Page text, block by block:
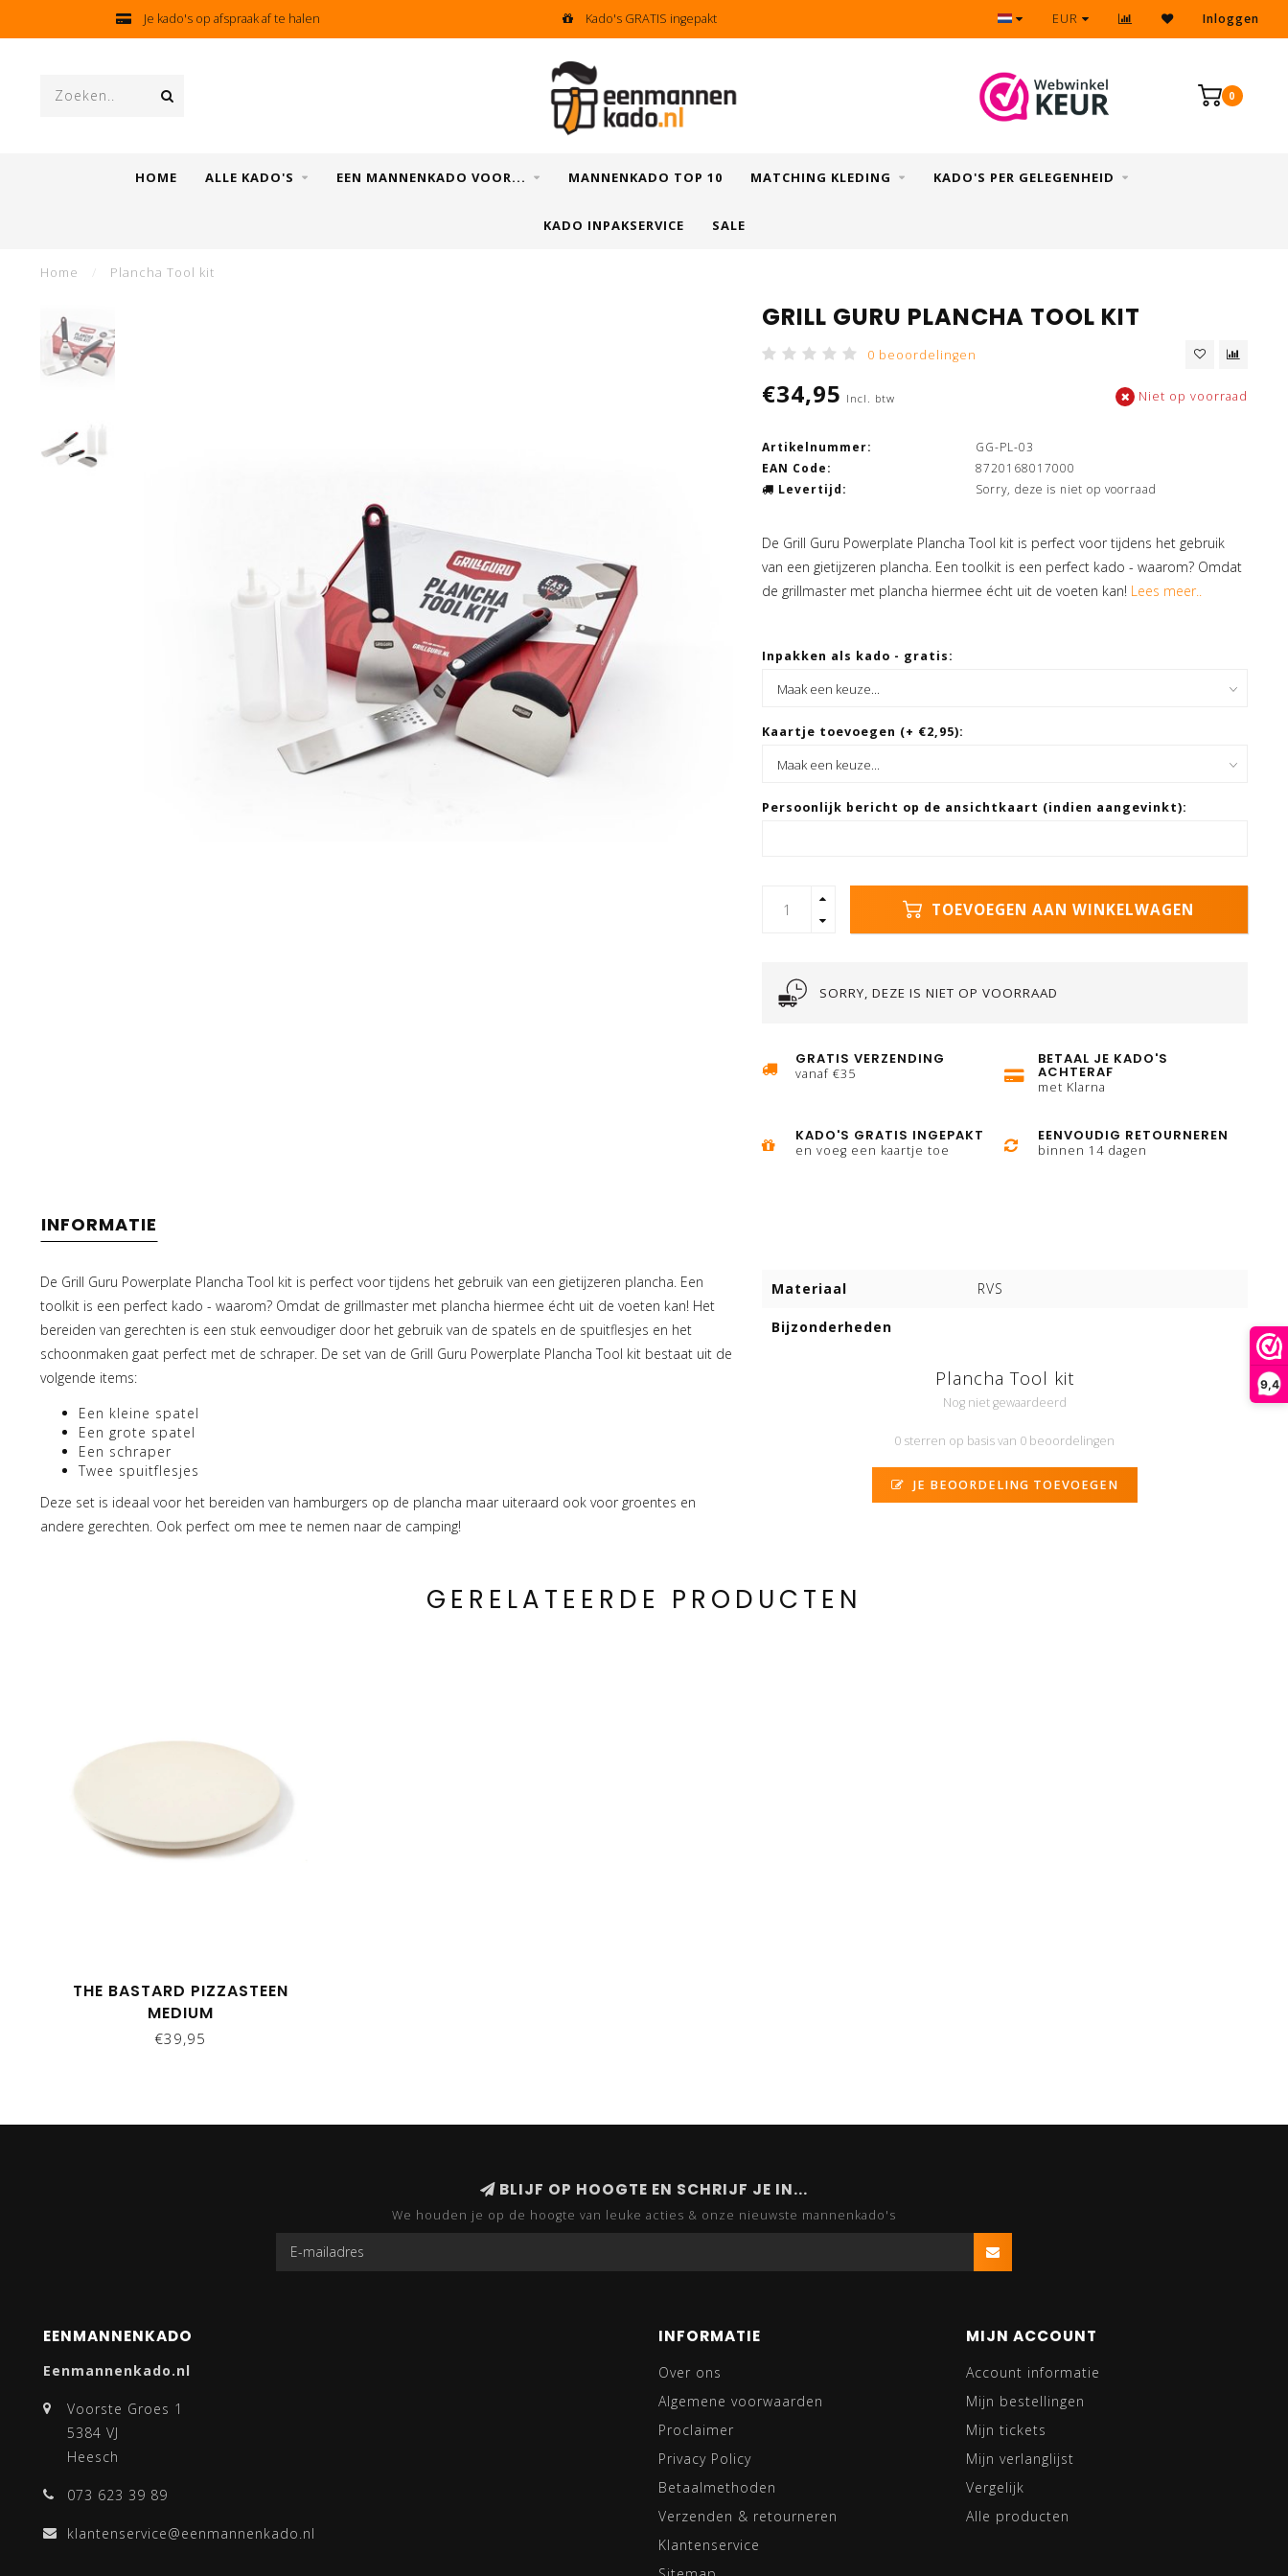
9,4
Je kado's op afspraak af te halen Kado's GRATIS ingepakt Eenvoudig & snel retourneren
EUR Inloggen
0
HOME ALLE KADO'S EEN MANNENKADO VOOR... MANNENKADO TOP 10 MATCHING KLEDING KADO'S PER GELEGENHEID
KADO INPAKSERVICE SALE
Home Plancha Tool kit
GRILL GURU PLANCHA TOOL KIT
0 beoordelingen
€34,95 Incl. btw Niet op voorraad
Artikelnummer:
GG-PL-03
EAN Code:
8720168017000
Levertijd:
Sorry, deze is niet op voorraad
De Grill Guru Powerplate Plancha Tool kit is perfect voor tijdens het gebruik
van een gietijzeren plancha. Een toolkit is een perfect kado - waarom? Omdat
de grillmaster met plancha hiermee écht uit de voeten kan! Lees meer..
Inpakken als kado - gratis:
Kaartje toevoegen (+ €2,95):
Persoonlijk bericht op de ansichtkaart (indien aangevinkt):
TOEVOEGEN AAN WINKELWAGEN
SORRY, DEZE IS NIET OP VOORRAAD
GRATIS VERZENDING
vanaf €35
BETAAL JE KADO'S
ACHTERAF
met Klarna
KADO'S GRATIS INGEPAKT
en voeg een kaartje toe
EENVOUDIG RETOURNEREN
binnen 14 dagen
INFORMATIE
De Grill Guru Powerplate Plancha Tool kit is perfect voor tijdens het gebruik van een gietijzeren plancha. Een
toolkit is een perfect kado - waarom? Omdat de grillmaster met plancha hiermee écht uit de voeten kan! Het
bereiden van gerechten is een stuk eenvoudiger door het gebruik van de spatels en de spuitflesjes en het
schoonmaken gaat perfect met de schraper. De set van de Grill Guru Powerplate Plancha Tool kit bestaat uit de
volgende items:
Een kleine spatel
Een grote spatel
Een schraper
Twee spuitflesjes
Deze set is ideaal voor het bereiden van hamburgers op de plancha maar uiteraard ook voor groentes en
andere gerechten. Ook perfect om mee te nemen naar de camping!
Materiaal RVS
Bijzonderheden
Plancha Tool kit
Nog niet gewaardeerd
0 sterren op basis van 0 beoordelingen
JE BEOORDELING TOEVOEGEN
GERELATEERDE PRODUCTEN
THE BASTARD PIZZASTEEN
MEDIUM
€39,95
BLIJF OP HOOGTE EN SCHRIJF JE IN...
We houden je op de hoogte van leuke acties & onze nieuwste mannenkado's
EENMANNENKADO
Eenmannenkado.nl
Voorste Groes 1
5384 VJ
Heesch
073 623 39 89
klantenservice@eenmannenkado.nl
INFORMATIE
Over ons
Algemene voorwaarden
Proclaimer
Privacy Policy
Betaalmethoden
Verzenden & retourneren
Klantenservice
MIJN ACCOUNT
Account informatie
Mijn bestellingen
Mijn tickets
Mijn verlanglijst
Vergelijk
Alle producten